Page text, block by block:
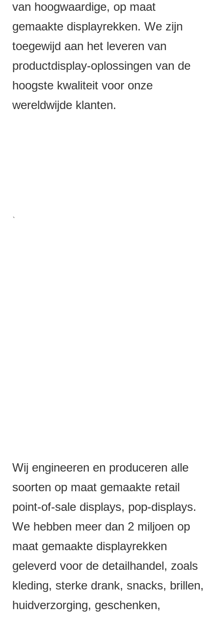
van hoogwaardige, op maat
gemaakte displayrekken. We zijn
toegewijd aan het leveren van
productdisplay-oplossingen van de
hoogste kwaliteit voor onze
wereldwijde klanten.
、
Wij engineeren en produceren alle
soorten op maat gemaakte retail
point-of-sale displays, pop-displays.
We hebben meer dan 2 miljoen op
maat gemaakte displayrekken
geleverd voor de detailhandel, zoals
kleding, sterke drank, snacks, brillen,
huidverzorging, geschenken,